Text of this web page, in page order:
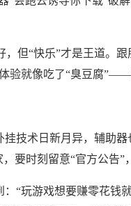
但“快乐”才是王道。跟
验就像吃了“臭豆腐”——
技术日新月异，辅助
要时刻留意“官方公告”
“玩游戏想要赚零花钱